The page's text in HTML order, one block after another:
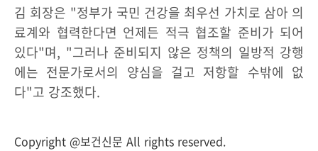
김 회장은 "정부가 국민 건강을 최우선 가치로 삼아 의
료계와 협력한다면 언제든 적극 협조할 준비가 되어
있다"며, "그러나 준비되지 않은 정책의 일방적 강행
에는 전문가로서의 양심을 걸고 저항할 수밖에 없
다"고 강조했다.
Copyright @보건신문 All rights reserved.